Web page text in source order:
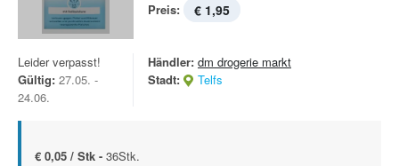
Preis: € 1,95
Leider verpasst!
Gültig: 27.05. -
24.06.
Händler: dm drogerie markt
Stadt:
Telfs
€ 0,05 / Stk - 36Stk.